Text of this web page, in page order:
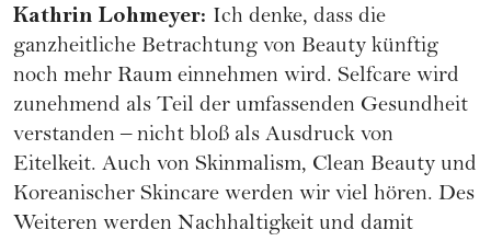
Kathrin Lohmeyer: Ich denke, dass die
ganzheitliche Betrachtung von Beauty künftig
noch mehr Raum einnehmen wird. Selfcare wird
zunehmend als Teil der umfassenden Gesundheit
verstanden – nicht bloß als Ausdruck von
Eitelkeit. Auch von Skinmalism, Clean Beauty und
Koreanischer Skincare werden wir viel hören. Des
Weiteren werden Nachhaltigkeit und damit